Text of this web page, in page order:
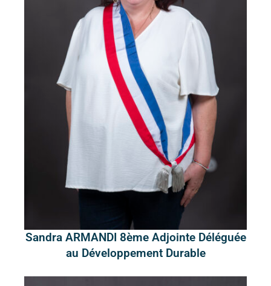
Sandra ARMANDI 8ème Adjointe Déléguée
au Développement Durable